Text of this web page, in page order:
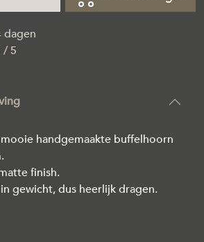
dagen
/ 5
handgemaakte buffelhoorn
finish.
gewicht, dus heerlijk dragen.